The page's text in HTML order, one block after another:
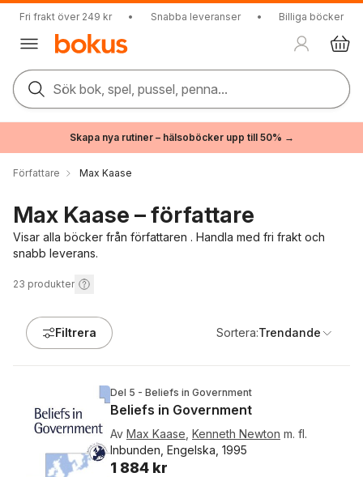
Fri frakt över 249 kr • Snabba leveranser • Billiga böcker
Sök bok, spel, pussel, penna...
Skapa nya rutiner – hälsoböcker upp till 50% →
Författare Max Kaase
Max Kaase – författare
Visar alla böcker från författaren . Handla med fri frakt och
snabb leverans.
23 produkter
Filtrera Sortera:Trendande
Del 5 - Beliefs in Government
Beliefs in Government
Av Max Kaase Kenneth Newton m. fl.
Inbunden, Engelska, 1995
1 884 kr